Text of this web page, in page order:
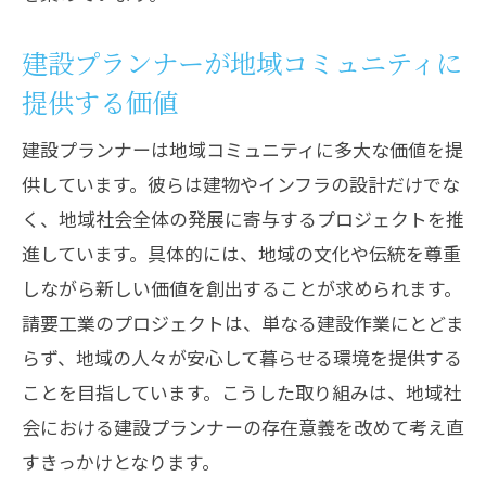
ーション
地域の発展に寄与するプランナーの役割
業界標準の向上と地域活性化の調和
プランナー視点での地域資源の最適活用
建設業界の未来を担う地域社会との協働
建設プランナーが地域のニーズを捉えて未来
を切り開く方法
地域ニーズの調査と分析手法
プランナーが行う地域住民との対話
ニーズを反映したプロジェクト計画の立
案
地域の声を活かした柔軟な設計プラン
建設プランナーが地域コミュニティに
提供する価値
建設プランナーは地域コミュニティに多大な価値を提
供しています。彼らは建物やインフラの設計だけでな
く、地域社会全体の発展に寄与するプロジェクトを推
進しています。具体的には、地域の文化や伝統を尊重
しながら新しい価値を創出することが求められます。
請要工業のプロジェクトは、単なる建設作業にとどま
らず、地域の人々が安心して暮らせる環境を提供する
ことを目指しています。こうした取り組みは、地域社
会における建設プランナーの存在意義を改めて考え直
すきっかけとなります。